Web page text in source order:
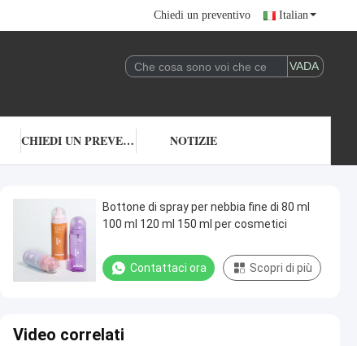
Chiedi un preventivo Italian
CHIEDI UN PREVENTIVO NOTIZIE
Bottone di spray per nebbia fine di 80 ml
100 ml 120 ml 150 ml per cosmetici
Contattaci ora Scopri di più
Video correlati